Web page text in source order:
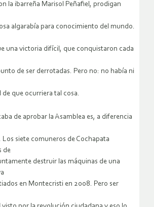
la ibarreña Marisol Peñafiel, prodigan
algarabía para conocimiento del mundo.
una victoria difícil, que conquistaron cada
de ser derrotadas. Pero no: no había ni
que ocurriera tal cosa.
de aprobar la Asamblea es, a diferencia
siete comuneros de Cochapata
de
destruir las máquinas de una
en Montecristi en 2008. Pero ser